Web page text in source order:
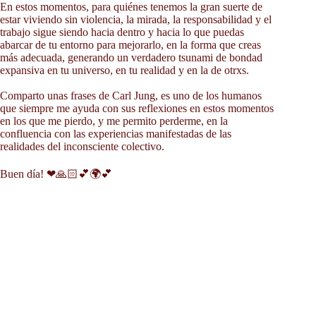
En estos momentos, para quiénes tenemos la gran suerte de
estar viviendo sin violencia, la mirada, la responsabilidad y el
trabajo sigue siendo hacia dentro y hacia lo que puedas
abarcar de tu entorno para mejorarlo, en la forma que creas
más adecuada, generando un verdadero tsunami de bondad
expansiva en tu universo, en tu realidad y en la de otrxs.
Comparto unas frases de Carl Jung, es uno de los humanos
que siempre me ayuda con sus reflexiones en estos momentos
en los que me pierdo, y me permito perderme, en la
confluencia con las experiencias manifestadas de las
realidades del inconsciente colectivo.
Buen día! ❤🙏🏻💕🌍💕